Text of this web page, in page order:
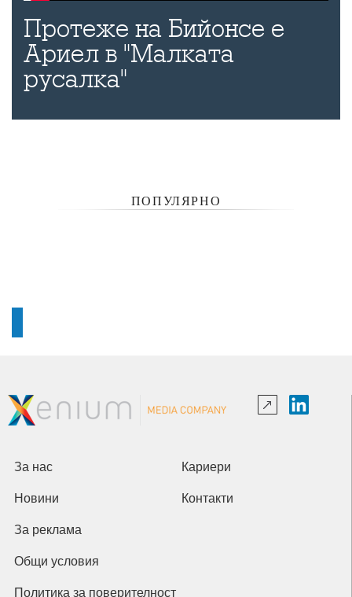
Протеже на Бийонсе е
Ариел в "Малката
русалка"
ПОПУЛЯРНО
За нас Кариери
Новини Контакти
За реклама
Общи условия
Политика за поверителност